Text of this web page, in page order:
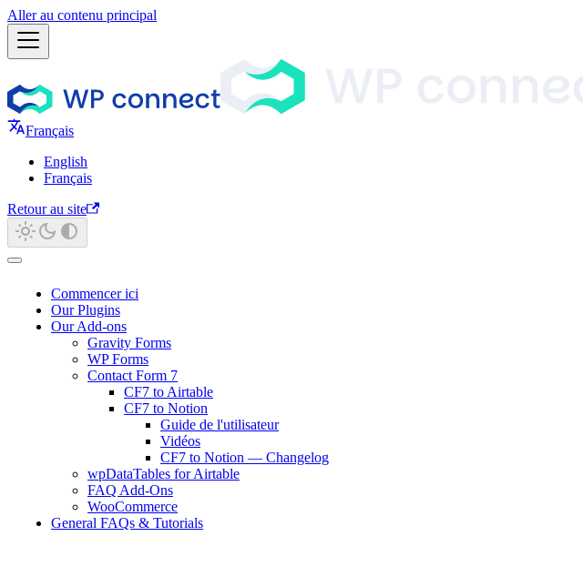
Aller au contenu principal
Français
English
Français
Retour au site
Commencer ici
Our Plugins
Our Add-ons
Gravity Forms
WP Forms
Contact Form 7
CF7 to Airtable
CF7 to Notion
Guide de l'utilisateur
Vidéos
CF7 to Notion — Changelog
wpDataTables for Airtable
FAQ Add-Ons
WooCommerce
General FAQs & Tutorials